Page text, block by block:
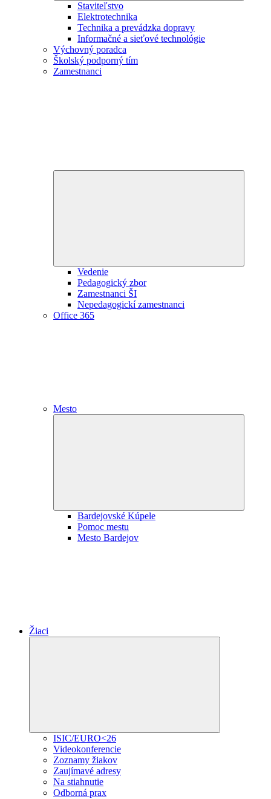
Staviteľstvo
Elektrotechnika
Technika a prevádzka dopravy
Informačné a sieťové technológie
Výchovný poradca
Školský podporný tím
Zamestnanci
Vedenie
Pedagogický zbor
Zamestnanci ŠI
Nepedagogickí zamestnanci
Office 365
Mesto
Bardejovské Kúpele
Pomoc mestu
Mesto Bardejov
Žiaci
ISIC/EURO<26
Videokonferencie
Zoznamy žiakov
Zaujímavé adresy
Na stiahnutie
Odborná prax